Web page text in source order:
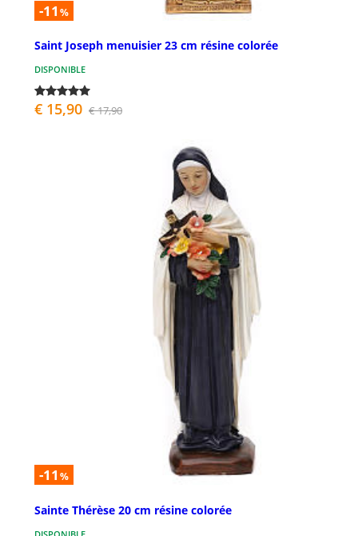
-11 %
Saint Joseph menuisier 23 cm résine colorée
DISPONIBLE
€ 15,90 € 17,90
-11 %
Sainte Thérèse 20 cm résine colorée